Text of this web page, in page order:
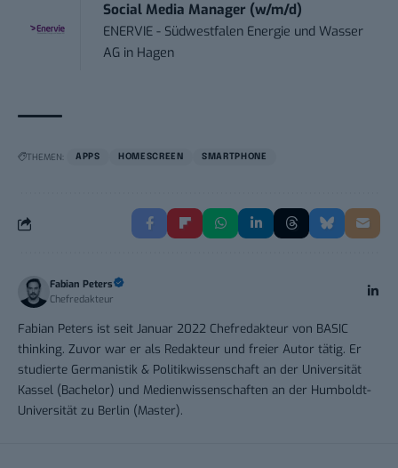
Social Media Manager (w/m/d)
ENERVIE - Südwestfalen Energie und Wasser
AG in Hagen
THEMEN: APPS HOMESCREEN SMARTPHONE
Fabian Peters
Chefredakteur
Fabian Peters ist seit Januar 2022 Chefredakteur von BASIC
thinking. Zuvor war er als Redakteur und freier Autor tätig. Er
studierte Germanistik & Politikwissenschaft an der Universität
Kassel (Bachelor) und Medienwissenschaften an der Humboldt-
Universität zu Berlin (Master).